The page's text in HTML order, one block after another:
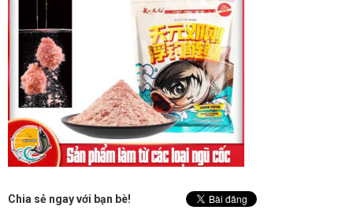
Chia sẻ ngay với bạn bè!